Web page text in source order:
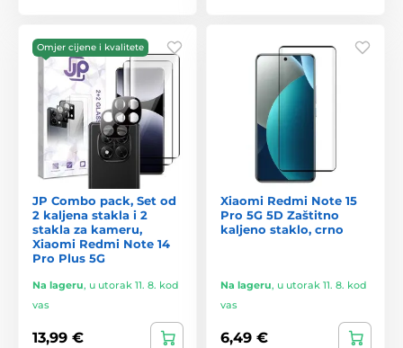
Omjer cijene i kvalitete
JP Combo pack, Set od
2 kaljena stakla i 2
stakla za kameru,
Xiaomi Redmi Note 14
Pro Plus 5G
Na lageru, u utorak 11. 8. kod
vas
13,99 €
Xiaomi Redmi Note 15
Pro 5G 5D Zaštitno
kaljeno staklo, crno
Na lageru, u utorak 11. 8. kod
vas
6,49 €